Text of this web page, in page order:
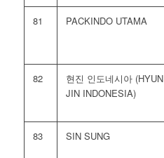
81 PACKINDO UTAMA
82
현진 인도네시아 (HYUN
JIN INDONESIA)
83 SIN SUNG